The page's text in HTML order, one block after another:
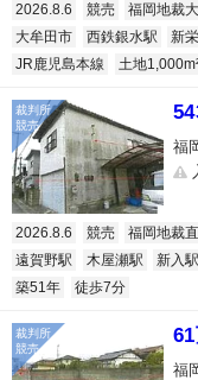
2026.8.6 競売 福岡地裁
大牟田市
西鉄銀水駅 新
JR鹿児島本線
土地
福
2026.8.6 競売 福岡地裁
遠賀野駅
木屋瀬駅 新入駅
築51年
徒歩7分
福